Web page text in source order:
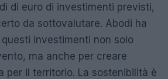
di euro di investimenti previsti,
da sottovalutare. Abodi ha
investimenti non solo
ma anche per creare
per il territorio. La sostenibilità è